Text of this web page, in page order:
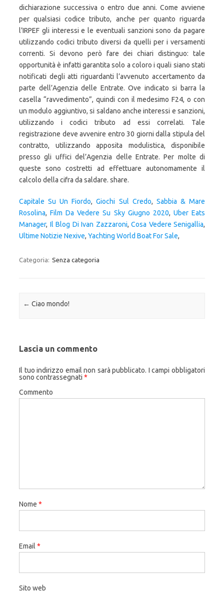
Capitale Su Un Fiordo,Giochi Sul Credo, Sabbia & Mare
Rosolina,Film Da Vedere Su Sky Giugno 2020, Uber Eats
Manager, Il Blog Di Ivan Zazzaroni, Cosa Vedere Senigallia,
Ultime Notizie Nexive, Yachting World Boat For Sale,
Categoria: Senza categoria
Navigazione articolo
← Ciao mondo!
Lascia un commento
Il tuo indirizzo email non sarà pubblicato. I campi obbligatori
sono contrassegnati *
Commento
Nome *
Email *
Sito web